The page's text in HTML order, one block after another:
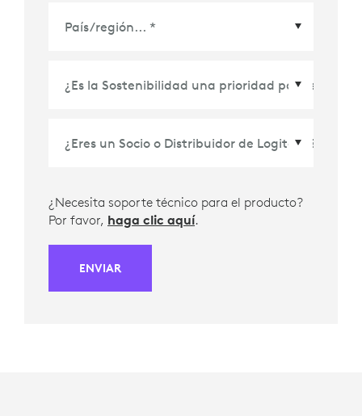
¿Necesita soporte técnico para el producto?
Por favor, haga clic aquí.
ENVIAR